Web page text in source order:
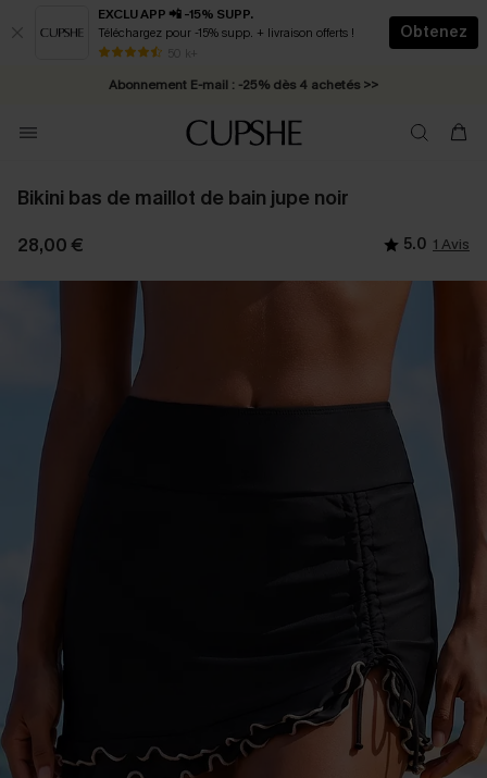
EXCLU APP 📲 -15% SUPP.
Téléchargez pour -15% supp. + livraison offerts !
50 k+
Obtenez
* Livraison éclair 2-3 jours ouvrés >>
Abonnement E-mail : -25% dès 4 achetés >>
Bikini bas de maillot de bain jupe noir
28,00 € 5.0 1 Avis